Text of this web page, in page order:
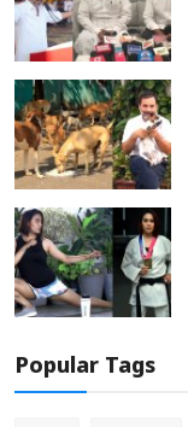
Popular Tags